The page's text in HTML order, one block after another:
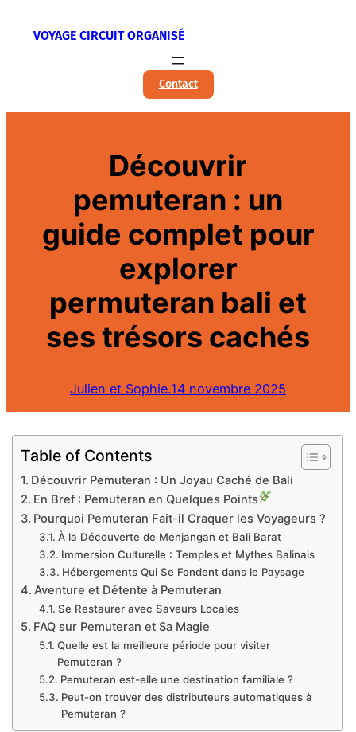
VOYAGE CIRCUIT ORGANISÉ
Contact
Découvrir
pemuteran : un
guide complet pour
explorer
permuteran bali et
ses trésors cachés
Julien et Sophie.14 novembre 2025
Table of Contents
Découvrir Pemuteran : Un Joyau Caché de Bali
En Bref : Pemuteran en Quelques Points
Pourquoi Pemuteran Fait-il Craquer les Voyageurs ?
À la Découverte de Menjangan et Bali Barat
Immersion Culturelle : Temples et Mythes Balinais
Hébergements Qui Se Fondent dans le Paysage
Aventure et Détente à Pemuteran
Se Restaurer avec Saveurs Locales
FAQ sur Pemuteran et Sa Magie
Quelle est la meilleure période pour visiter
Pemuteran ?
Pemuteran est-elle une destination familiale ?
Peut-on trouver des distributeurs automatiques à
Pemuteran ?